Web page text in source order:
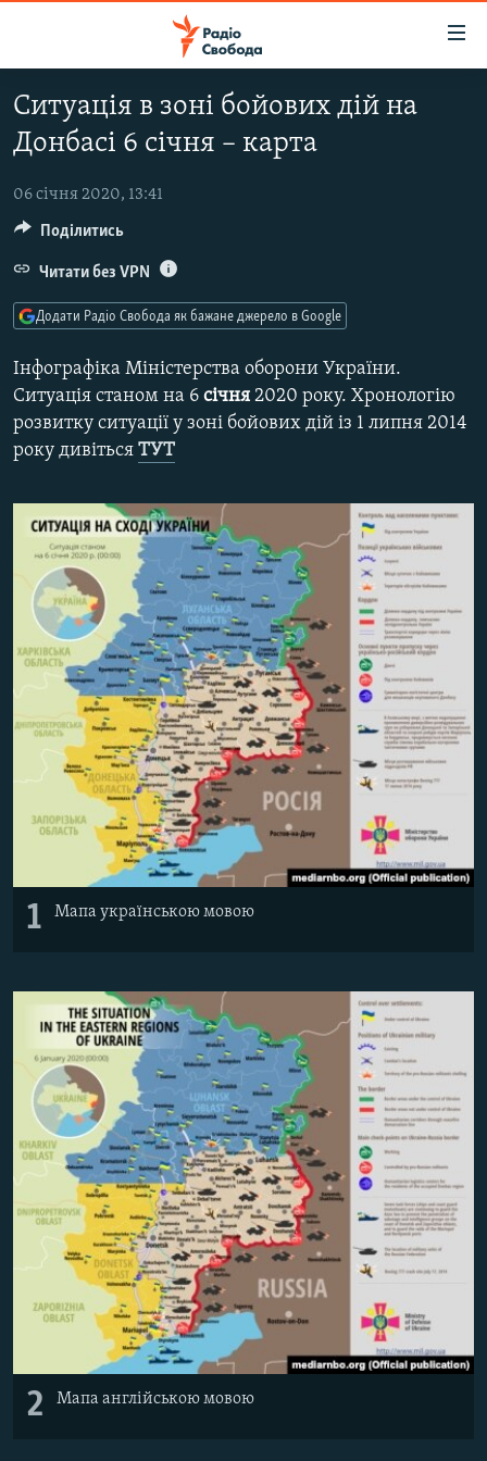
до
основного
Перейти
до
навігації
Перейти
до
пошуку
РАДІО СВОБОДА – 70 РОКІВ
ВСЕ ЗА ДОБУ
СТАТТІ
ПОЛІТИКА
ЕКОНОМІКА
СУСПІЛЬСТВО
СПОРТ
УКРАЇНА
ВІЙНА
РОСІЙСЬКА «ФІЛЬТРАЦІЯ»
ДОНБАС.РЕАЛІЇ
ТИ ЯК?
СХЕМИ
КИТАЙ.ВИКЛИКИ
МУЛЬТИМЕДІА
ФОТО
СПЕЦПРОЄКТИ
ПОДКАСТИ
КРИМ РЕАЛІЇ
ДОЛУЧАЙСЯ!
Усі сайти RFE/RL
Ситуація в зоні бойових дій на
Донбасі 6 січня – карта
06 січня 2020, 13:41
Інфографіка Міністерства оборони України.
Ситуація станом на 6 січня 2020 року. Хронологію
розвитку ситуації у зоні бойових дій із 1 липня 2014
року дивіться ТУТ
1 Мапа українською мовою
2 Мапа англійською мовою
Поділитись
Читати без VPN
Додати Радіо Свобода як бажане джерело в Google